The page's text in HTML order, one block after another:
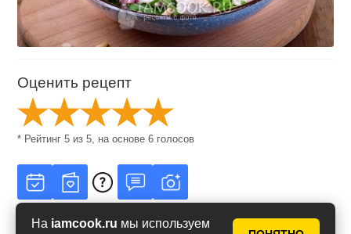
На iamcook.ru мы используем
Оценить рецепт
* Рейтинг5 из5 , на основе6 голосов